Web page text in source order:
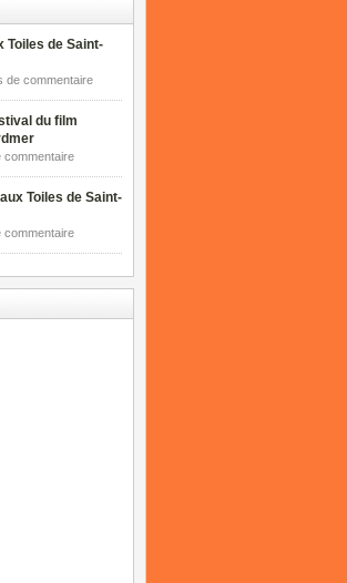
Toiles de Saint-
de commentaire
du film
commentaire
Toiles de Saint-
commentaire